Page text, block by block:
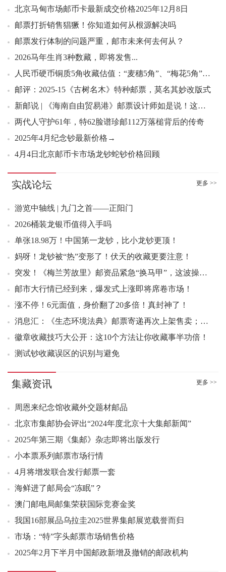
11：33 九邮小型张滚刀6.30元成交2000张
11：33 1960年壹圆 福星一品红（互动金标）315.00元成交1
11：35 生日快乐个性化套票好品3.10元成交500套
11：35 1962年壹角 红宝石（互动金标）1400.00元成交1
11：37 四轮猴小本票好品6.80元成交100本
11：37 1980年贰圆 绿钻王（互动金标）46.00元成交8
11：38 动物一小版好品10.00元成交100组
11：43 玄奘小型张（互动评级）11.30元成交10
11：44 1962年壹角 渡背水印（互动金标）279.00元成交1
11：46 2025年总公司预定册好品89.00元成交40本
11：47 1962年壹角 渡背水印（互动金标）279.00元成交3
11：47 1962年壹角 红宝石（互动金标）1400.00元成交1
11：48 1962年壹角 渡背水印（互动金标）279.00元成交2
11：51 1980年贰角 金丝背绿（互动金标）1021.00元成交2
11：51 1962年壹角 红宝石（互动金标）1400.00元成交1
11：54 1962年壹角 红宝石（互动金标）1400.00元成交1
11：56 1962年壹角 红宝石（互动金标）1400.00元成交1
11：58 1962年壹角 红宝石（互动金标）1400.00元成交1
11：58 1980年贰角 金丝背绿（互动金标）1020.00元成交1
11：59 大龙小型张(中邮评级黑标)好品570.00元成交1刀
11：59 1962年壹角 红宝石（互动金标）1400.00元成交2
12：01 1980年贰角 金丝背绿（互动金标）1020.00元成交1
12：02 1962年壹角 红宝石（互动金标）1310.00元成交1
12：03 1980年贰角 金丝背绿（互动金标）1020.00元成交1
12：03 1980年贰角 金丝背绿（互动金标）1020.00元成交2
12：05 1980年贰角 金丝背绿（互动金标）1015.00元成交1
12：07 2025贺岁蛇钞 灵蛇纳福（互动金标）552.01元成交1
12：08 1962年壹角 红宝石（互动金标）1300.00元成交1
12：16 西游记三风琴折好品45.00元成交20本
北京马甸市场邮币卡最新成交价格2025年12月8日
邮票打折销售猖獗！你知道如何从根源解决吗
邮票发行体制的问题严重，邮市未来何去何从？
2026马年生肖3种数藏，即将发售...
人民币硬币铜质5角收藏估值：“麦穗5角”、“梅花5角”和“荷花5角”
邮评：2025-15《古树名木》特种邮票，莫名其妙改版式
新邮说 | 《海南自由贸易港》邮票设计师如是说！这样的设计“邮”你来评说>>>
两代人守护61年，特62脸谱珍邮112万落槌背后的传奇
2025年4月纪念钞最新价格→
4月4日北京邮币卡市场龙钞蛇钞价格回顾
实战论坛 更多 >>
游览中轴线 | 九门之首——正阳门
2026桶装龙银币值得入手吗
单张18.98万！中国第一龙钞，比小龙钞更顶！
妈呀！龙钞被“热”变形了！伏天的收藏更要注意！
突发！《梅兰芳故里》邮资品紧急“换马甲”，这波操作释放了什么信号？
邮市大行情已经到来，爆发式上涨即将席卷市场！
涨不停！6元面值，身价翻了20多倍！真封神了！
消息汇：《生态环境法典》邮票寄递再次上架售卖；《军旗军徽军歌》邮票市场价格快速回落；封神演义二小型张在30-40元区间盘
徽章收藏技巧大公开：这10个方法让你收藏事半功倍！
测试钞收藏误区的识别与避免
集藏资讯 更多 >>
周恩来纪念馆收藏外交题材邮品
北京市集邮协会评出“2024年度北京十大集邮新闻”
2025年第三期《集邮》杂志即将出版发行
小本票系列邮票市场行情
4月将增发联合发行邮票一套
海鲜进了邮局会“冻眠”？
澳门邮电局邮集荣获国际竞赛金奖
我国16部展品乌拉圭2025世界集邮展览载誉而归
市场：“特”字头邮票市场销售价格
2025年2月下半月中国邮政新增及撤销的邮政机构